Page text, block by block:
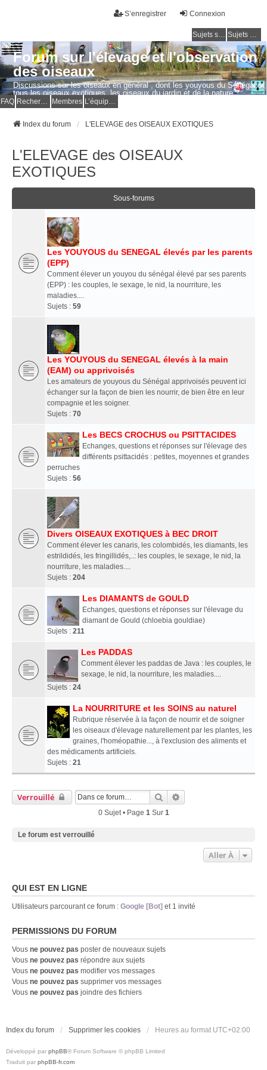
Connexion
S’enregistrer
Sujets sans réponse Sujets actifs
Forum sur l'élevage et l'observation
des oiseaux
Discussions sur les oiseaux en général , dont les youyous du Sénégal et
tous les oiseaux exotiques, les oiseaux du jardin et de la nature.
Questions, photos, expériences.
FAQ Membres
Index du forum L'ELEVAGE des OISEAUX EXOTIQUES
L'ELEVAGE des OISEAUX
EXOTIQUES
Sous-forums
Les YOUYOUS du SENEGAL élevés par les parents
(EPP)
Comment élever un youyou du sénégal élevé par ses parents
(EPP) : les couples, le sexage, le nid, la nourriture, les
maladies....
Sujets : 59
Les YOUYOUS du SENEGAL élevés à la main
(EAM) ou apprivoisés
Les amateurs de youyous du Sénégal apprivoisés peuvent ici
échanger sur la façon de bien les nourrir, de bien être en leur
compagnie et les soigner.
Sujets : 70
Les BECS CROCHUS ou PSITTACIDES
Echanges, questions et réponses sur l'élevage des
différents psittacidés : petites, moyennes et grandes
perruches
Sujets : 56
Divers OISEAUX EXOTIQUES à BEC DROIT
Comment élever les canaris, les colombidés, les diamants, les
estrildidés, les fringillidés,..: les couples, le sexage, le nid, la
nourriture, les maladies....
Sujets : 204
Les DIAMANTS de GOULD
Echanges, questions et réponses sur l'élevage du
diamant de Gould (chloebia gouldiae)
Sujets : 211
Les PADDAS
Comment élever les paddas de Java : les couples, le
sexage, le nid, la nourriture, les maladies....
Sujets : 24
La NOURRITURE et les SOINS au naturel
Rubrique réservée à la façon de nourrir et de soigner
les oiseaux d'élevage naturellement par les plantes, les
graines, l'homéopathie..., à l'exclusion des aliments et
des médicaments artificiels.
Sujets : 21
Verrouillé Rechercher
0 Sujet • Page 1 Sur 1
Le forum est verrouillé
Aller À
QUI EST EN LIGNE
Utilisateurs parcourant ce forum : Google [Bot] et 1 invité
PERMISSIONS DU FORUM
Vous ne pouvez pas poster de nouveaux sujets
Vous ne pouvez pas répondre aux sujets
Vous ne pouvez pas modifier vos messages
Vous ne pouvez pas supprimer vos messages
Vous ne pouvez pas joindre des fichiers
Index du forum Supprimer les cookies Heures au format UTC+02:00
Développé par phpBB® Forum Software © phpBB Limited
Traduit par phpBB-fr.com